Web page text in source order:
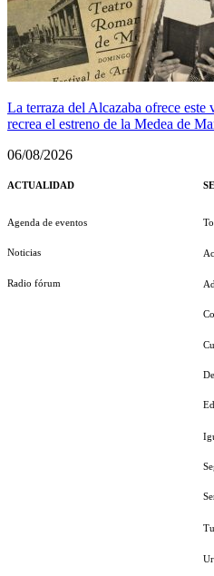
La terraza del Alcazaba ofrece este
recrea el estreno de la Medea de
06/08/2026
ACTUALIDAD
Agenda de eventos
Noticias
Radio fórum